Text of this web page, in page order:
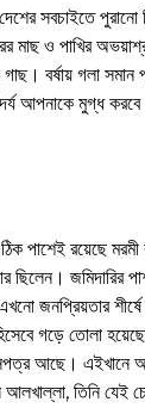
দেশের সবচাইতে
ও পাখির
বর্ষায় গলা সমান
আপনাকে মুগ্ধ
পাশেই রয়েছে
ছিলেন। জমিদারির
জনপ্রিয়তার শীর্ষে
গড়ে তোলা
আছে। এইখানে
আলখাল্লা, তিনি যেই